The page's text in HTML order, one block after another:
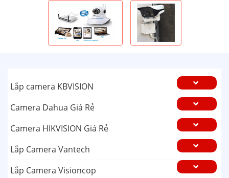
Lắp camera KBVISION
Camera Dahua Giá Rẻ
Camera HIKVISION Giá Rẻ
Lắp Camera Vantech
Lắp Camera Visioncop